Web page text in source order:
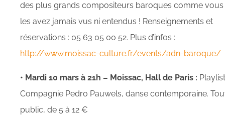
des plus grands compositeurs baroques comme vous
les avez jamais vus ni entendus ! Renseignements et
réservations : 05 63 05 00 52. Plus d’infos :
http://www.moissac-culture.fr/events/adn-baroque/
• Mardi 10 mars à 21h – Moissac, Hall de Paris :
Compagnie Pedro Pauwels, danse contemporaine.
public, de 5 à 12 €